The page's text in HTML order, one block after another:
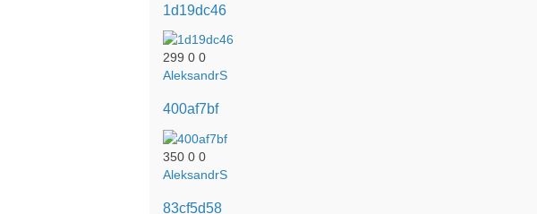
1d19dc46
299 0 0
AleksandrS
400af7bf
350 0 0
AleksandrS
83cf5d58